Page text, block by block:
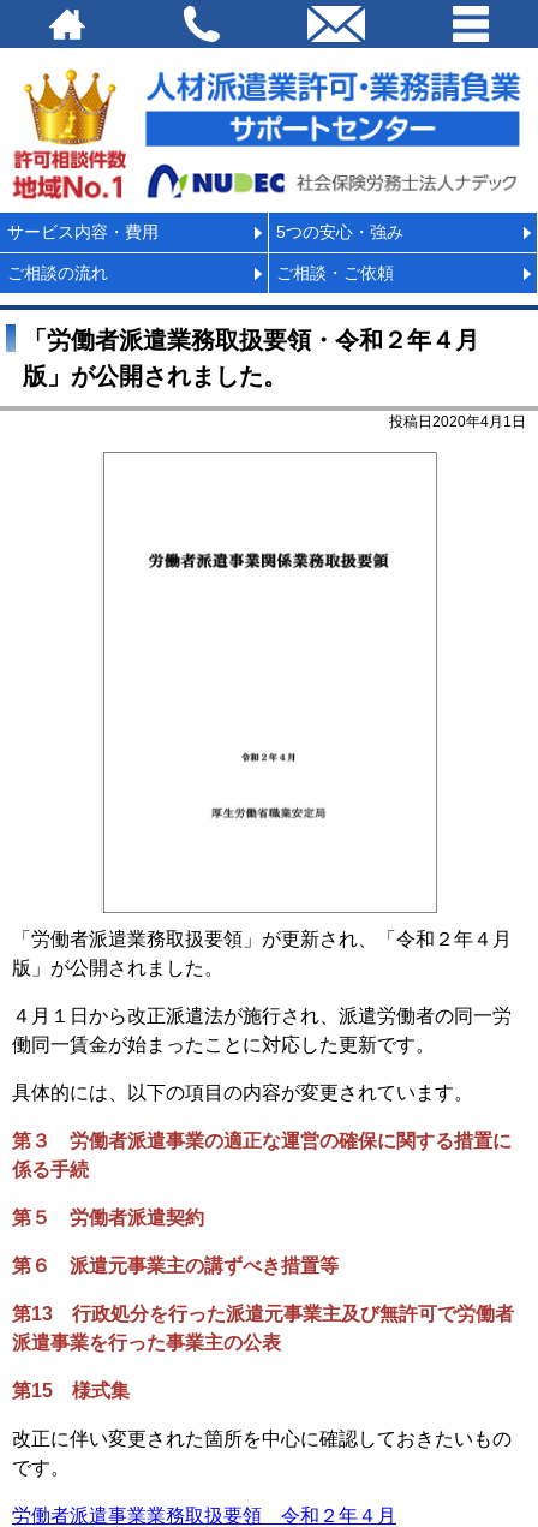
サービス内容・費用 5つの安心・強み
ご相談の流れ ご相談・ご依頼
「労働者派遣業務取扱要領・令和２年４月
版」が公開されました。
投稿日2020年4月1日
「労働者派遣業務取扱要領」が更新され、「令和２年４月
版」が公開されました。
４月１日から改正派遣法が施行され、派遣労働者の同一労
働同一賃金が始まったことに対応した更新です。
具体的には、以下の項目の内容が変更されています。
第３ 労働者派遣事業の適正な運営の確保に関する措置に
係る手続
第５ 労働者派遣契約
第６ 派遣元事業主の講ずべき措置等
第13 行政処分を行った派遣元事業主及び無許可で労働者
派遣事業を行った事業主の公表
第15 様式集
改正に伴い変更された箇所を中心に確認しておきたいもの
です。
労働者派遣事業業務取扱要領 令和２年４月